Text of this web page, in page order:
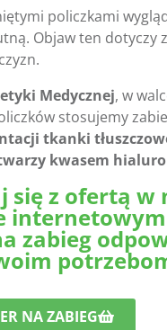
policzkami
Objaw ten dotyczy
Medycznej, w
stosujemy
tkanki
kwasem
się z ofertą w
zabieg
NA ZABIEG